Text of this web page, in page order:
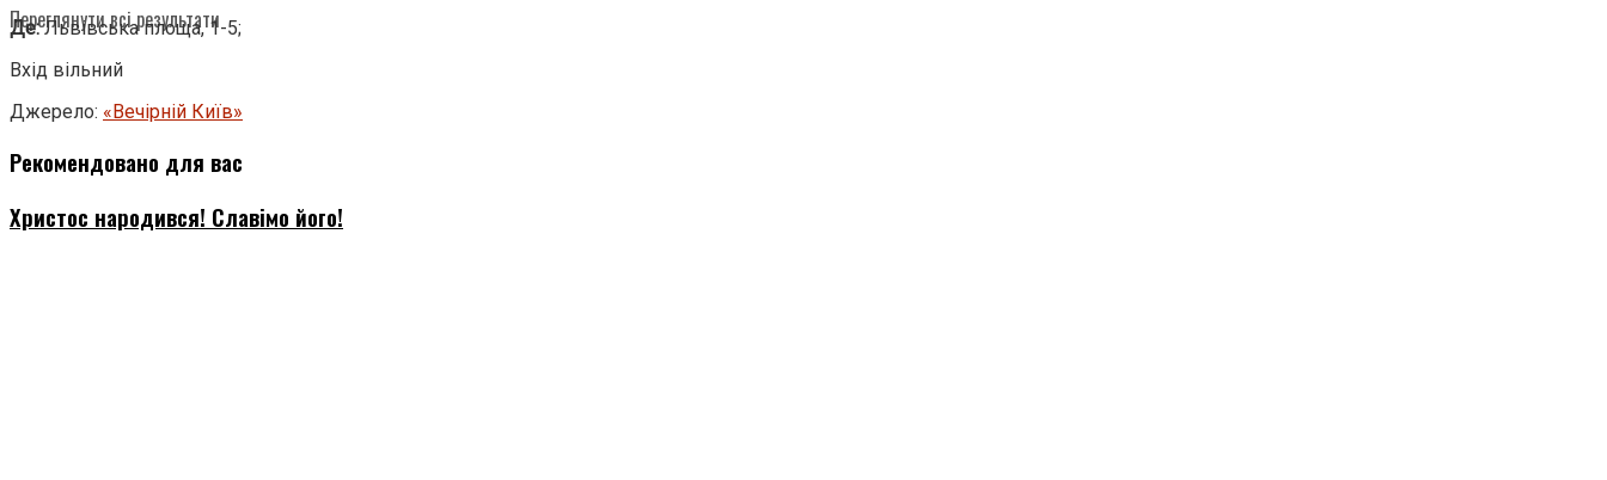
Переглянути всі результати
Де:Львівська площа, 1-5;
Вхід вільний
Джерело: «Вечірній Київ»
Рекомендовано для вас
Христос народився! Славімо його!